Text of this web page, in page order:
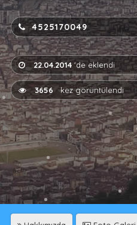
4525170049
22.04.2014'de eklendi
3656 kez görüntülendi